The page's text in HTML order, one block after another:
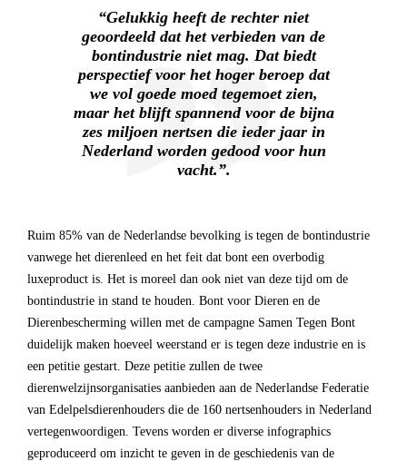
“Gelukkig heeft de rechter niet
geoordeeld dat het verbieden van de
bontindustrie niet mag. Dat biedt
perspectief voor het hoger beroep dat
we vol goede moed tegemoet zien,
maar het blijft spannend voor de bijna
zes miljoen nertsen die ieder jaar in
Nederland worden gedood voor hun
vacht.”.
Ruim 85% van de Nederlandse bevolking is tegen de bontindustrie
vanwege het dierenleed en het feit dat bont een overbodig
luxeproduct is. Het is moreel dan ook niet van deze tijd om de
bontindustrie in stand te houden. Bont voor Dieren en de
Dierenbescherming willen met de campagne Samen Tegen Bont
duidelijk maken hoeveel weerstand er is tegen deze industrie en is
een petitie gestart. Deze petitie zullen de twee
dierenwelzijnsorganisaties aanbieden aan de Nederlandse Federatie
van Edelpelsdierenhouders die de 160 nertsenhouders in Nederland
vertegenwoordigen. Tevens worden er diverse infographics
geproduceerd om inzicht te geven in de geschiedenis van de